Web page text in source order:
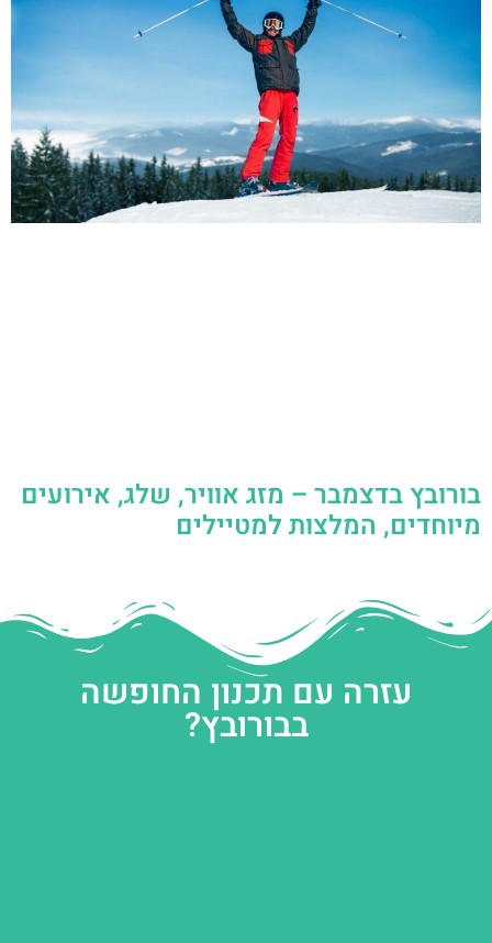
בורובץ בדצמבר – מזג אוויר, שלג, אירועים
מיוחדים, המלצות למטיילים
עזרה עם תכנון החופשה
בבורובץ?